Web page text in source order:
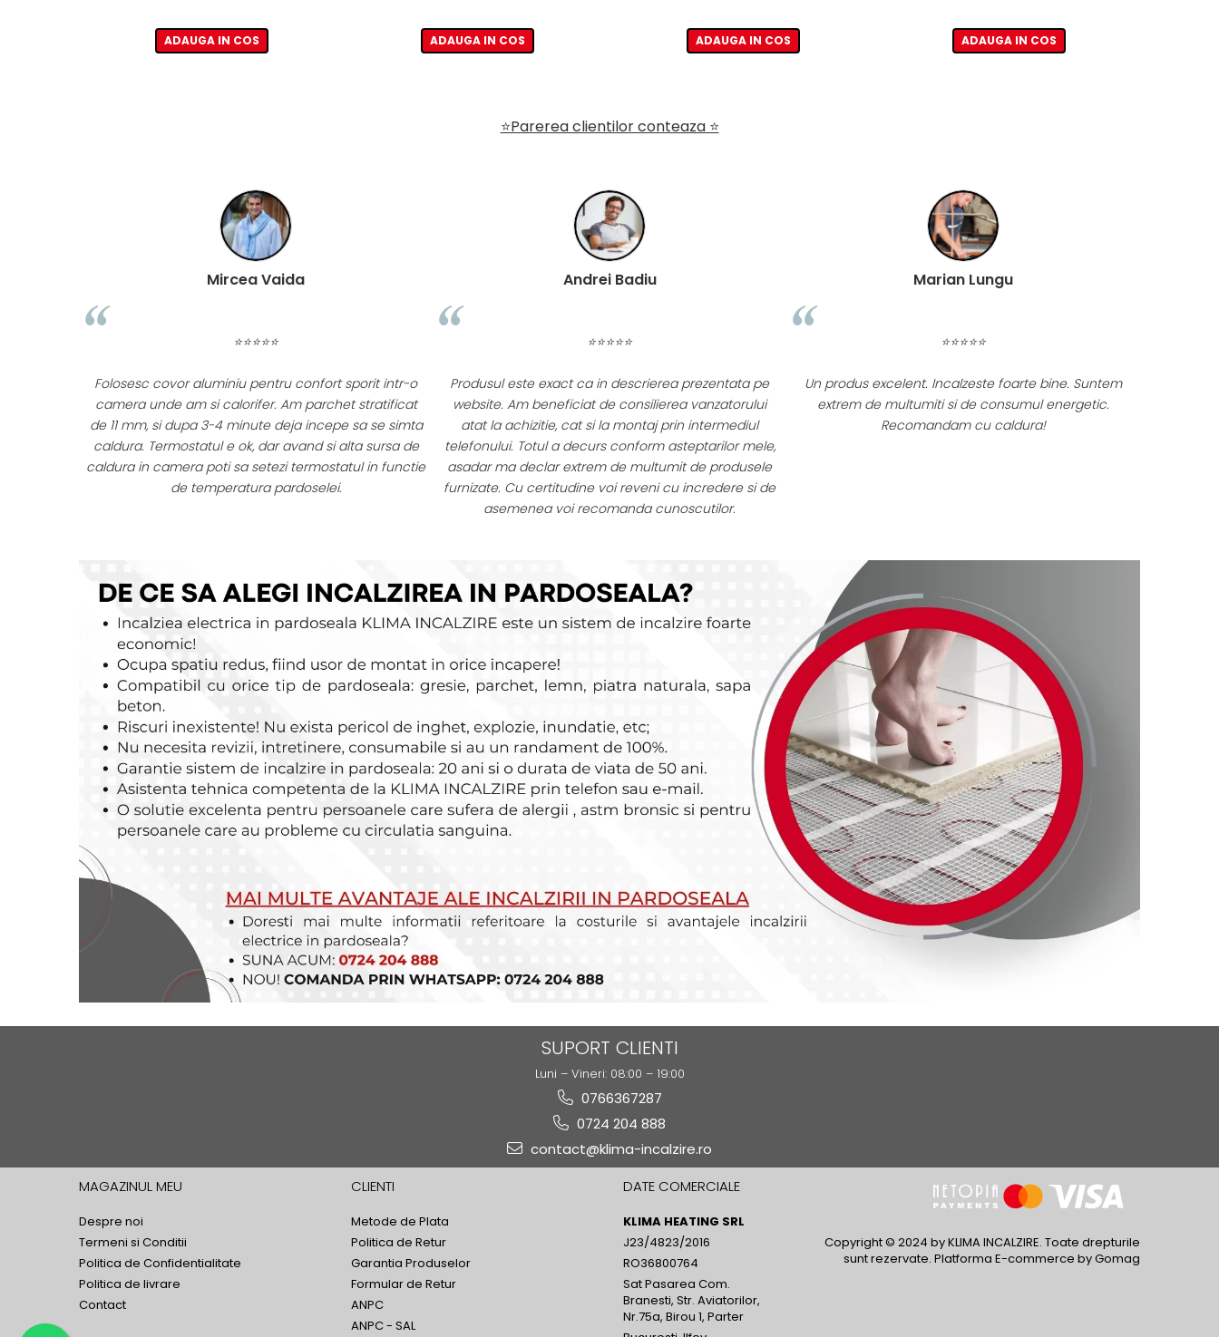
ADAUGA IN COS ADAUGA IN COS ADAUGA IN COS ADAUGA IN COS
⭐Parerea clientilor conteaza ⭐
Mircea Vaida
⭐⭐⭐⭐⭐
Folosesc covor aluminiu pentru confort sporit intr-o
camera unde am si calorifer. Am parchet stratificat
de 11 mm, si dupa 3-4 minute deja incepe sa se simta
caldura. Termostatul e ok, dar avand si alta sursa de
caldura in camera poti sa setezi termostatul in functie
de temperatura pardoselei.
Andrei Badiu
⭐⭐⭐⭐⭐
Produsul este exact ca in descrierea prezentata pe
website. Am beneficiat de consilierea vanzatorului
atat la achizitie, cat si la montaj prin intermediul
telefonului. Totul a decurs conform asteptarilor mele,
asadar ma declar extrem de multumit de produsele
furnizate. Cu certitudine voi reveni cu incredere si de
asemenea voi recomanda cunoscutilor.
Marian Lungu
⭐⭐⭐⭐⭐
Un produs excelent. Incalzeste foarte bine. Suntem
extrem de multumiti si de consumul energetic.
Recomandam cu caldura!
SUPORT CLIENTI
Luni – Vineri: 08:00 – 19:00
0766367287
0724 204 888
contact@klima-incalzire.ro
MAGAZINUL MEU
Despre noi
Termeni si Conditii
Politica de Confidentialitate
Politica de livrare
Contact
CLIENTI
Metode de Plata
Politica de Retur
Garantia Produselor
Formular de Retur
ANPC
ANPC - SAL
DATE COMERCIALE
KLIMA HEATING SRL
J23/4823/2016
RO36800764
Sat Pasarea Com.
Branesti, Str. Aviatorilor,
Nr.75a, Birou 1, Parter
Copyright © 2024 by KLIMA INCALZIRE. Toate drepturile
sunt rezervate. Platforma E-commerce by Gomag